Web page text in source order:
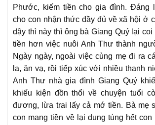
Phước, kiếm tiền cho gia đình. Đáng
cho con nhận thức đầy đủ về xã hội ở
dậy thì này thì ông bà Giang Quý lại coi
tiền hơn việc nuôi Anh Thư thành
Ngày ngày, ngoài việc cùng mẹ đi ra
la, ăn vạ, rồi tiếp xúc với nhiều thanh
Anh Thư nhà gia đình Giang Quý
khiếu kiện đồn thổi về chuyện tuổi
đương, lừa trai lấy cả mớ tiền. Bà mẹ
con mang tiền về lại dung túng hết